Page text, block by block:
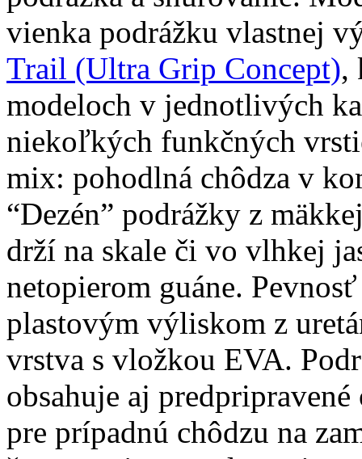
vienka podrážku vlastnej
Trail (Ultra Grip Concept),
modeloch v jednotlivých
niekoľkých funkčných
mix: pohodlná chôdza v
“Dezén” podrážky z
drží na skale či vo vlhkej
netopierom guáne.
plastovým výliskom z
vrstva s vložkou EVA.
obsahuje aj
pre prípadnú chôdzu na